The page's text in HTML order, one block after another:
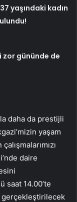
yaşındaki kadın
zor gününde de
daha da prestijli
yaşam
daire
saat 14.00’te
gerçekleştirilecek